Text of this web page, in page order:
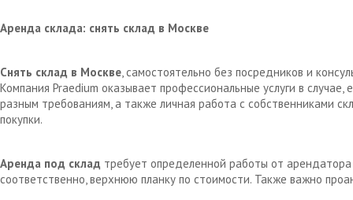
Аренда склада: снять склад в Москве
Снять склад в Москве, самостоятельно без посредников и
Компания Praedium оказывает профессиональные услуги в
разным требованиям, а также личная работа с собственниками
покупки.
Аренда под склад требует определенной работы от
соответственно, верхнюю планку по стоимости. Также важно